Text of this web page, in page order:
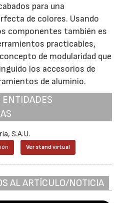
para una
de colores. Usando
componentes también es
practicables,
de modularidad que
los accesorios de
de aluminio.
ENTIDADES
S.A.U.
Ver stand virtual
AL ARTÍCULO/NOTICIA